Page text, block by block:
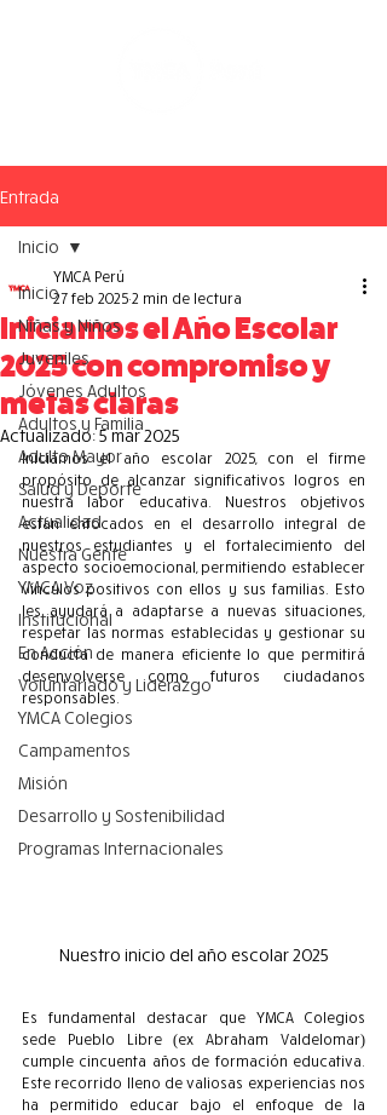
Entrada
Inicio
Niñas y Niños
Juveniles
Jóvenes Adultos
Adultos y Familia
Adulto Mayor
Salud y Deporte
Actualidad
Nuestra Gente
YMCA Voz
Institucional
En Acción
Voluntariado y Liderazgo
YMCA Colegios
Campamentos
Misión
Desarrollo y Sostenibilidad
Programas Internacionales
Inicio
Iniciamos el Año Escolar
2025 con compromiso y
metas claras
YMCA Perú
27 feb 2025 2 min de lectura
Actualizado:5 mar 2025
Iniciamos el año escolar 2025, con el firme
propósito de alcanzar significativos logros en
nuestra labor educativa. Nuestros objetivos
están enfocados en el desarrollo integral de
nuestros estudiantes y el fortalecimiento del
aspecto socioemocional, permitiendo establecer
vínculos positivos con ellos y sus familias. Esto
les ayudará a adaptarse a nuevas situaciones,
respetar las normas establecidas y gestionar su
conducta de manera eficiente lo que permitirá
desenvolverse como futuros ciudadanos
responsables.
Nuestro inicio del año escolar 2025
Es fundamental destacar que YMCA Colegios
sede Pueblo Libre (ex Abraham Valdelomar)
cumple cincuenta años de formación educativa.
Este recorrido lleno de valiosas experiencias nos
ha permitido educar bajo el enfoque de la